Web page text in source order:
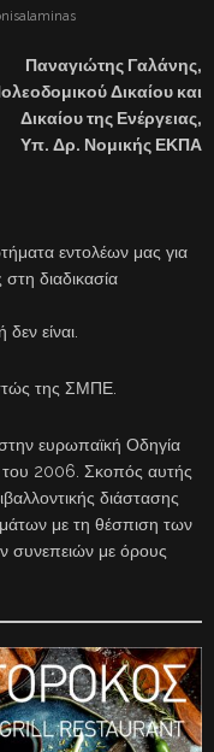
Παναγιώτης Γαλάνης,
Δικαίου και
Δικαίου της Ενέργειας,
Υπ. Δρ. Νομικής ΕΚΠΑ
εντολέων μας για
διαδικασία
είναι.
της ΣΜΠΕ.
ευρωπαϊκή Οδηγία
2006. Σκοπός αυτής
διάστασης
με τη θέσπιση των
συνεπειών με όρους